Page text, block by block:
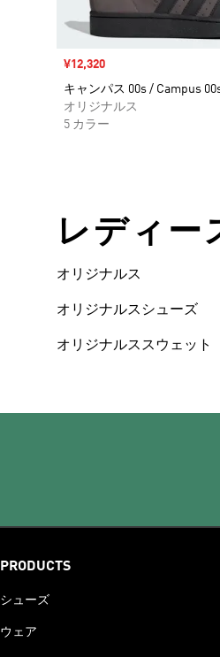
セール価格
¥12,320
キャンパス 00s / Campus
オリジナルス
5 カラー
レディー
オリジナルス
オリジナルスシューズ
オリジナルススウェット
PRODUCTS
シューズ
ウェア